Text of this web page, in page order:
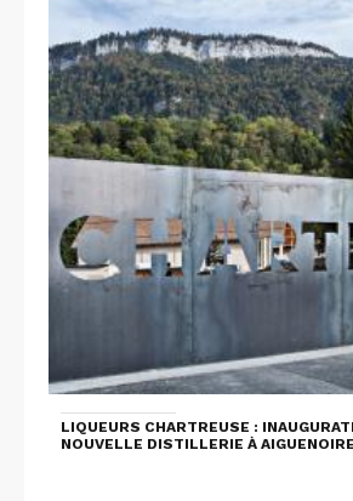
LIQUEURS CHARTREUSE :
NOUVELLE DISTILLERIE À AIGUENOIRE